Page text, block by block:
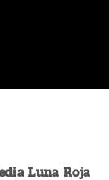
Luna Roja